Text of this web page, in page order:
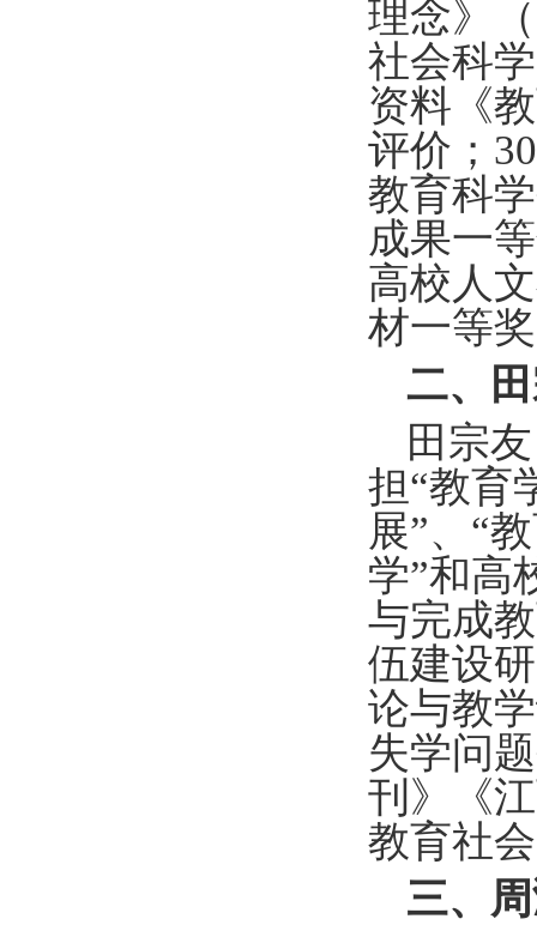
理念》
社会科
资料《
评价； 30
教育科
成果一
高校人
材一等奖
二、
田宗
担“教育
展”、 “
学”和高
与完成
伍建设
论与教
失学问
刊》《
教育社
三、